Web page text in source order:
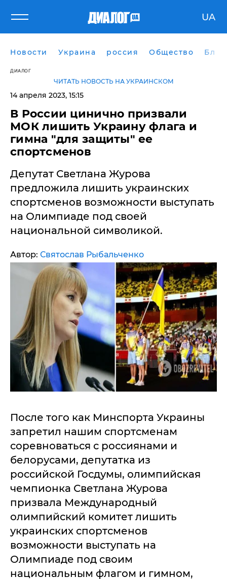
UA
Новости Украина россия Общество
ДИАЛОГ
ЧИТАТЬ НОВОСТЬ НА УКРАИНСКОМ
14 апреля 2023, 15:15
В России цинично призвали
МОК лишить Украину флага и
гимна "для защиты" ее
спортсменов
Депутат Светлана Журова
предложила лишить украинских
спортсменов возможности выступать
на Олимпиаде под своей
национальной символикой.
Автор: Святослав Рыбальченко
После того как Минспорта Украины
запретил нашим спортсменам
соревноваться с россиянами и
белорусами, депутатка из
российской Госдумы, олимпийская
чемпионка Светлана Журова
призвала Международный
олимпийский комитет лишить
украинских спортсменов
возможности выступать на
Олимпиаде под своим
национальным флагом и гимном,